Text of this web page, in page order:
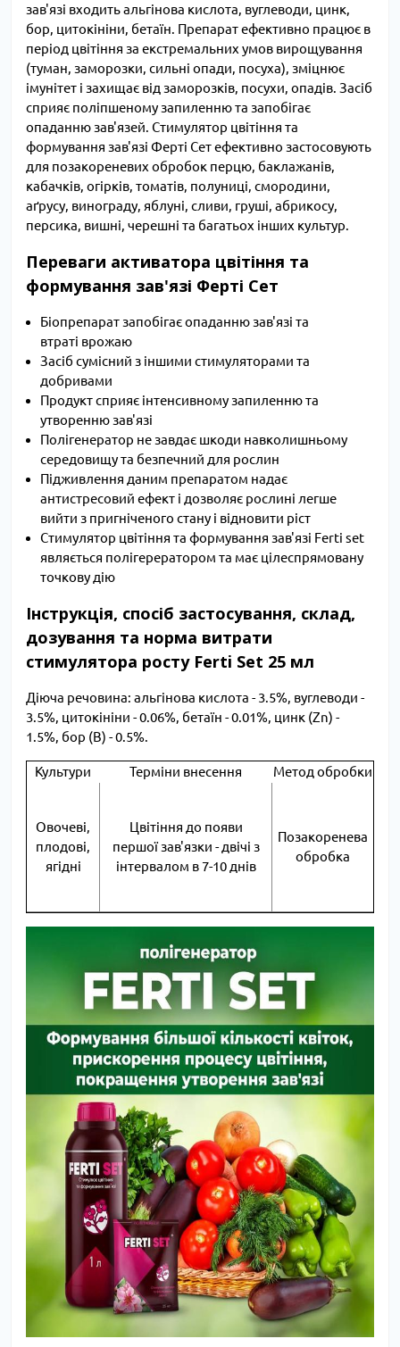
зав'язі входить альгінова кислота, вуглеводи, цинк,
бор, цитокініни, бетаїн. Препарат ефективно працює в
період цвітіння за екстремальних умов вирощування
(туман, заморозки, сильні опади, посуха), зміцнює
імунітет і захищає від заморозків, посухи, опадів. Засіб
сприяє поліпшеному запиленню та запобігає
опаданню зав'язей. Стимулятор цвітіння та
формування зав'язі Ферті Сет ефективно застосовують
для позакореневих обробок перцю, баклажанів,
кабачків, огірків, томатів, полуниці, смородини,
аґрусу, винограду, яблуні, сливи, груші, абрикосу,
персика, вишні, черешні та багатьох інших культур.
Переваги активатора цвітіння та
формування зав'язі Ферті Сет
Біопрепарат запобігає опаданню зав'язі та
втраті врожаю
Засіб сумісний з іншими стимуляторами та
добривами
Продукт сприяє інтенсивному запиленню та
утворенню зав'язі
Полігенератор не завдає шкоди навколишньому
середовищу та безпечний для рослин
Підживлення даним препаратом надає
антистресовий ефект і дозволяє рослині легше
вийти з пригніченого стану і відновити ріст
Стимулятор цвітіння та формування зав'язі Ferti set
являється полігерератором та має цілеспрямовану
точкову дію
Інструкція, спосіб застосування, склад,
дозування та норма витрати
стимулятора росту Ferti Set 25 мл
Діюча речовина: альгінова кислота - 3.5%, вуглеводи -
3.5%, цитокініни - 0.06%, бетаїн - 0.01%, цинк (Zn) -
1.5%, бор (В) - 0.5%.
Культури Терміни внесення Метод обробки
Овочеві,
плодові,
ягідні
Цвітіння до появи
першої зав'язки - двічі з
інтервалом в 7-10 днів
Позакоренева
обробка